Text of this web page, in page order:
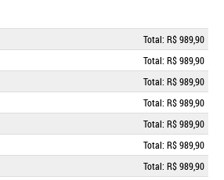
Total: R$ 989,90
Total: R$ 989,90
Total: R$ 989,90
Total: R$ 989,90
Total: R$ 989,90
Total: R$ 989,90
Total: R$ 989,90